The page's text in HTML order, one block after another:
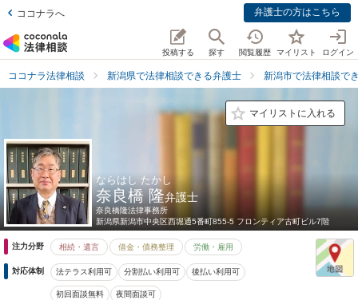
ココナラへ 弁護士の方はこちら
投稿する 探す 閲覧履歴 マイリスト ログイン
ココナラ法律相談 新潟県で法律相談できる弁護士 新潟市で法律相談で
マイリストに入れる
ならはし たかし
奈良橋 隆弁護士
奈良橋隆法律事務所
新潟県新潟市中央区西堀通5番町855-5 フロンティア古町ビル7階
注力分野 相続・遺言 借金・債務整理 労働・雇用
対応体制 法テラス利用可 分割払い利用可 後払い利用可
初回面談無料 夜間面談可